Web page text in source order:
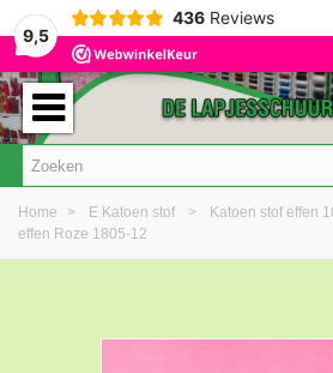
9,5
436 Reviews
Home > E Katoen stof > Katoen stof effen
effen Roze 1805-12